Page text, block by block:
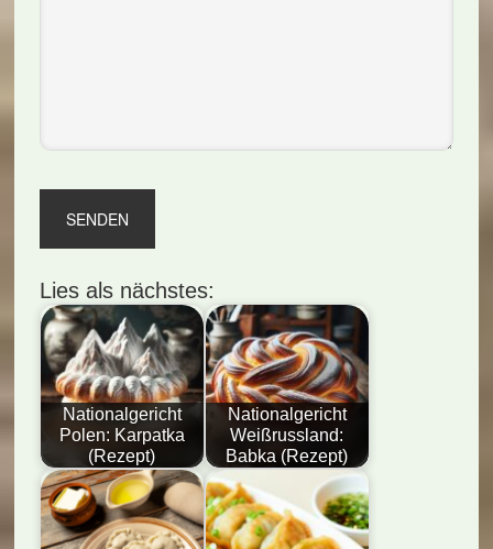
Lies als nächstes:
Nationalgericht
Polen: Karpatka
(Rezept)
Nationalgericht
Weißrussland:
Babka (Rezept)